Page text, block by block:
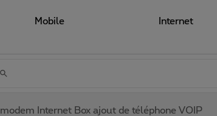
Mobile Internet
modem Internet Box ajout de téléphone VOIP